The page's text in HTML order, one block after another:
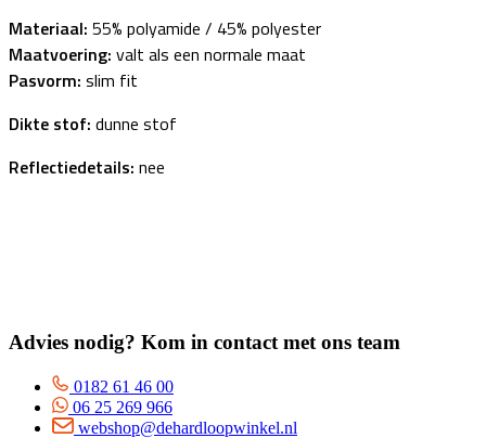
Materiaal: 55% polyamide / 45% polyester
Maatvoering: valt als een normale maat
Pasvorm: slim fit
Dikte stof: dunne stof
Reflectiedetails: nee
Advies nodig? Kom in contact met ons team
0182 61 46 00
06 25 269 966
webshop@dehardloopwinkel.nl